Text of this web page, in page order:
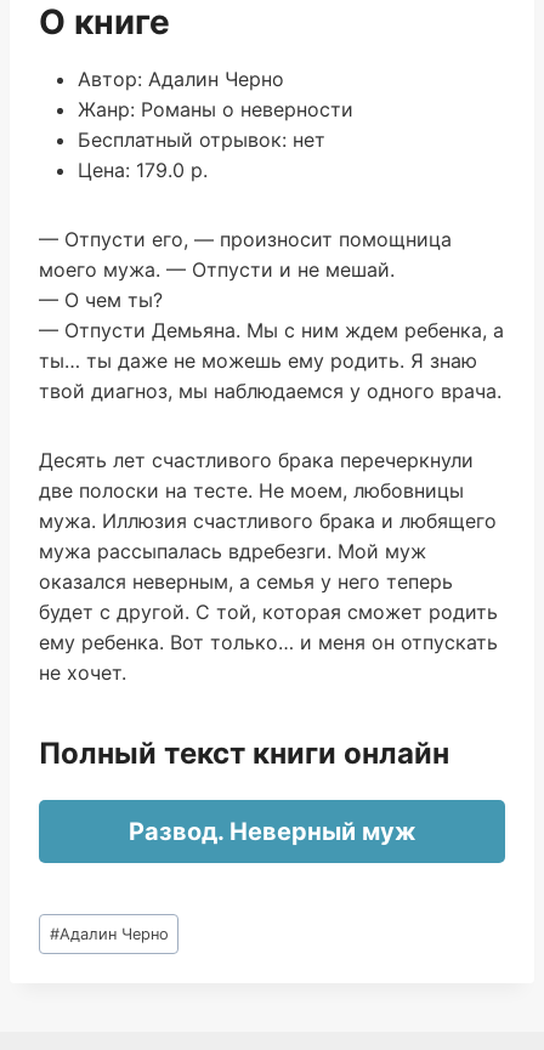
О книге
Автор: Адалин Черно
Жанр: Романы о неверности
Бесплатный отрывок: нет
Цена: 179.0 р.
— Отпусти его, — произносит помощница
моего мужа. — Отпусти и не мешай.
— О чем ты?
— Отпусти Демьяна. Мы с ним ждем ребенка, а
ты… ты даже не можешь ему родить. Я знаю
твой диагноз, мы наблюдаемся у одного врача.
Десять лет счастливого брака перечеркнули
две полоски на тесте. Не моем, любовницы
мужа. Иллюзия счастливого брака и любящего
мужа рассыпалась вдребезги. Мой муж
оказался неверным, а семья у него теперь
будет с другой. С той, которая сможет родить
ему ребенка. Вот только… и меня он отпускать
не хочет.
Полный текст книги онлайн
Развод. Неверный муж
Метки
записи:
#Адалин Черно